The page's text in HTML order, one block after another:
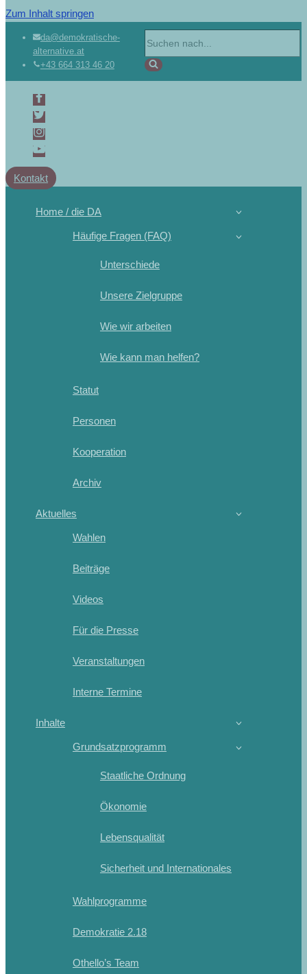
Zum Inhalt springen
da@demokratische-
alternative.at
+43 664 313 46 20
Kontakt
Home / die DA
Häufige Fragen (FAQ)
Unterschiede
Unsere Zielgruppe
Wie wir arbeiten
Wie kann man helfen?
Statut
Personen
Kooperation
Archiv
Aktuelles
Wahlen
Beiträge
Videos
Für die Presse
Veranstaltungen
Interne Termine
Inhalte
Grundsatzprogramm
Staatliche Ordnung
Ökonomie
Lebensqualität
Sicherheit und Internationales
Wahlprogramme
Demokratie 2.18
Othello’s Team